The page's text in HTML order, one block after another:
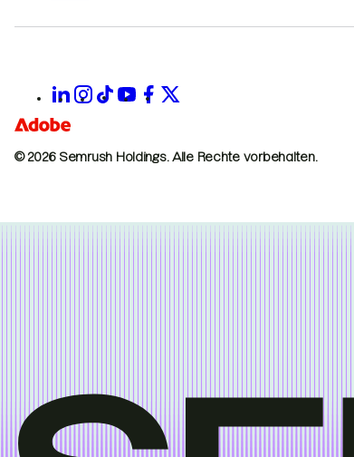
© 2026 Semrush Holdings. Alle Rechte vorbehalten.